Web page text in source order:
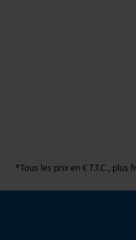
*Tous les prix en € T.T.C.,